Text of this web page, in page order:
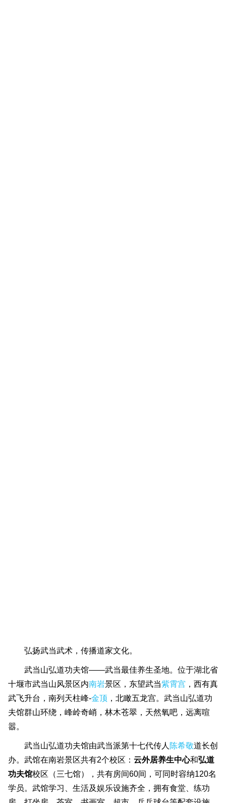
弘扬武当武术，传播道家文化。
武当山弘道功夫馆——武当最佳养生圣地。位于湖北省
十堰市武当山风景区内南岩景区，东望武当紫霄宫 ，西有真
武飞升台，南列天柱峰-金顶 ，北瞰五龙宫。武当山弘道功
夫馆群山环绕，峰岭奇峭，林木苍翠，天然氧吧，远离喧
嚣。
武当山弘道功夫馆由武当派第十七代传人 陈希敬道长创
办。武馆在南岩景区共有2个校区： 云外居养生中心和弘道
功夫馆校区（三七馆），共有房间60间，可同时容纳120名
学员。武馆学习、生活及娱乐设施齐全，拥有食堂、练功